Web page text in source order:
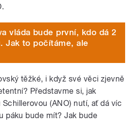
vláda bude první, kdo dá 2
Jak to počítáme, ale
těžké, i když své věci zjevně
Představme si, jak
(ANO) nutí, ať dá víc
páku bude mít? Jak bude